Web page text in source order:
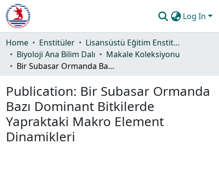
Log In
Communities & Collections
All of DSpace
Guide
Home Enstitüler
Lisansüstü Eğitim Enstitüsü
Biyoloji Ana Bilim Dalı
Makale Koleksiyonu
Bir Subasar Ormanda Bazı Dominant Bitkilerde Yapraktaki Makro Element Dinamikleri
Publication: Bir Subasar Ormanda
Bazı Dominant Bitkilerde
Yapraktaki Makro Element
Dinamikleri